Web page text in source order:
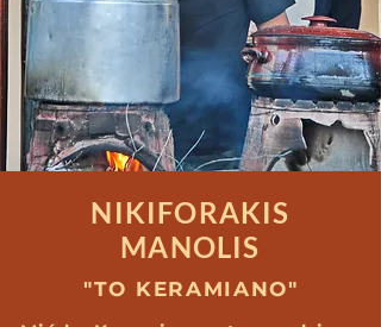
NIKIFORAKIS
MANOLIS
"TO KERAMIANO"